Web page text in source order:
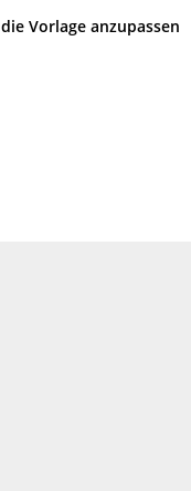
Vorlage anzupassen